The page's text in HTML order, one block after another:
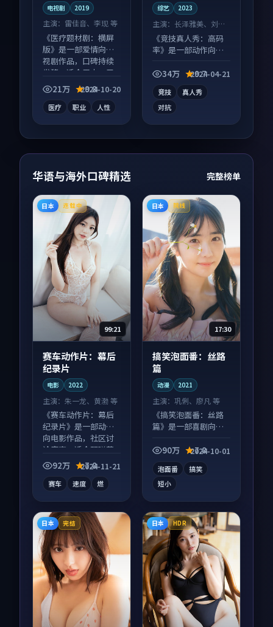
电视剧 2019
主演： 雷佳音、李现 等
《医疗题材剧：横屏
版》是一部爱情向电
视剧作品，口碑持续
发酵，适合周末一口
气刷完。
21万 9.8
2024-10-20
医疗 职业 人性
综艺 2023
主演：长泽雅美、刘昊
然 等
《竞技真人秀：高码
率》是一部动作向综
为内核，情感戏份扎
34万 9.7
2024-04-21
竞技
真人秀
对抗
华语与海外口碑精选 完整榜单
日本 连载中
99:21
赛车动作片：幕后
纪录片
电影 2022
主演： 朱一龙、黄渤 等
《赛车动作片：幕后
纪录片》是一部动作
向电影作品，社区讨
论度高，适合配弹幕
观看。
92万 7.8
2024-11-21
赛车 速度 燃
日本 院线
17:30
搞笑泡面番：丝路
篇
动漫 2021
主演：巩俐、廖凡 等
《搞笑泡面番：丝路
篇》是一部喜剧向动
层推进，尾声常有情
90万 7.8
2024-10-01
泡面番
搞笑
短小
日本 完结 日本 HDR